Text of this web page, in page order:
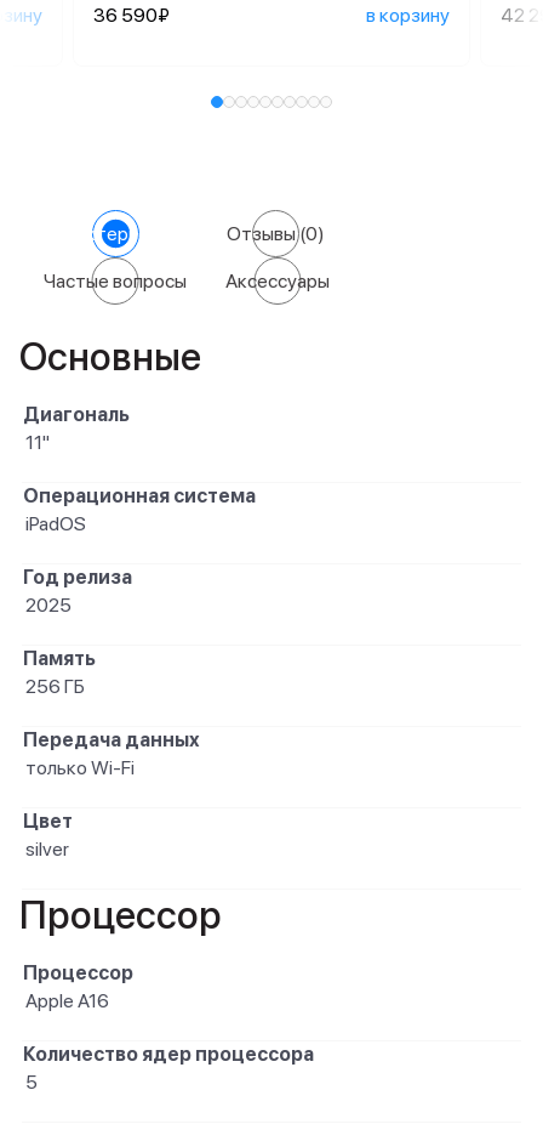
36 590₽ в корзину 42
Характеристики Отзывы(0)
Частые вопросы Аксессуары
Основные
Диагональ
11"
Операционная система
iPadOS
Год релиза
2025
Память
256 ГБ
Передача данных
только Wi-Fi
Цвет
silver
Процессор
Процессор
Apple A16
Количество ядер процессора
5